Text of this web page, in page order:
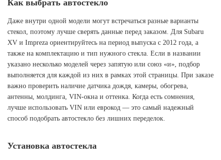
Как выбрать автостекло
Даже внутри одной модели могут встречаться разные варианты
стекол, поэтому лучше сверять данные перед заказом. Для Subaru
XV и Impreza ориентируйтесь на период выпуска с 2012 года, а
также на комплектацию и тип нужного стекла. Если в названии
указано несколько моделей через запятую или союз «и», подбор
выполняется для каждой из них в рамках этой страницы. При заказе
важно проверить наличие датчика дождя, камеры, обогрева,
антенны, молдинга, VIN-окна и оттенка. Когда есть сомнения,
лучше использовать VIN или еврокод — это самый надежный
способ подобрать автостекло без лишних переделок.
Установка автостекла